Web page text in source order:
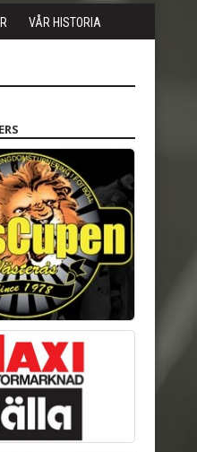
VÅR HISTORIA